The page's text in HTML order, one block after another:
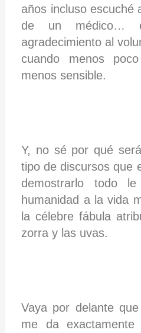
años incluso escuché
de un médico…
agradecimiento al
cuando menos
menos sensible.
Y, no sé por qué
tipo de discursos que
demostrarlo todo
humanidad a la vida
la célebre fábula
zorra y las uvas.
Vaya por delante
me da